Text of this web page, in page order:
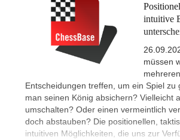
intuitive
müssen
Entscheidungen treffen, um ein Spiel zu
man seinen König absichern? Vielleicht
umschalten? Oder einen vermeintlich
doch abstauben? Die positionellen,
intuitiven Möglichkeiten, die uns zur